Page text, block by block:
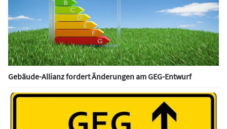
Gebäude-Allianz fordert Änderungen am GEG-Entwurf